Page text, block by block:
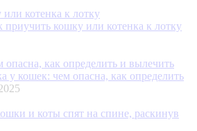
приучить кошку или котенка к лотку
у кошек: чем опасна, как определить